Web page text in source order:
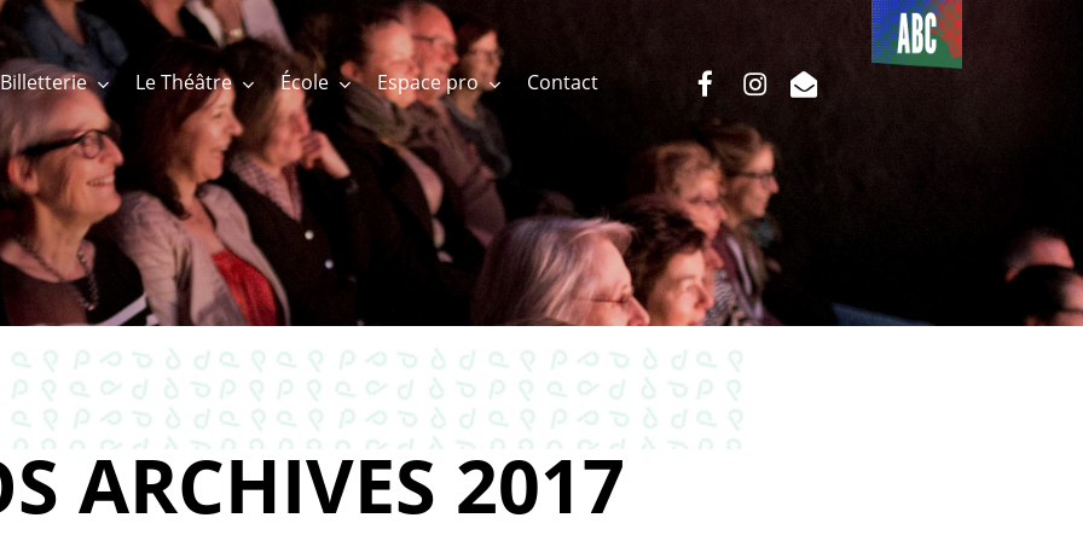
Billetterie Le Théâtre École Espace pro Contact
Du côté
de l’ABC
facebookinstagram
email
ARCHIVES 2017